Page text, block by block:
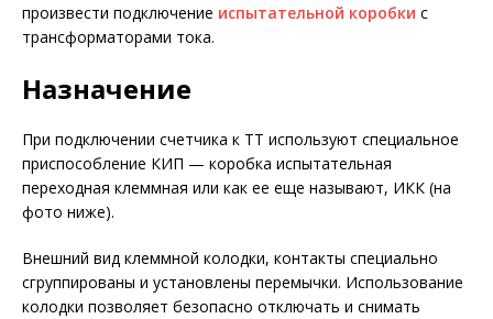
произвести подключение испытательной коробки с
трансформаторами тока.
Назначение
При подключении счетчика к ТТ используют специальное
приспособление КИП — коробка испытательная
переходная клеммная или как ее еще называют, ИКК (на
фото ниже).
Внешний вид клеммной колодки, контакты специально
сгруппированы и установлены перемычки. Использование
колодки позволяет безопасно отключать и снимать